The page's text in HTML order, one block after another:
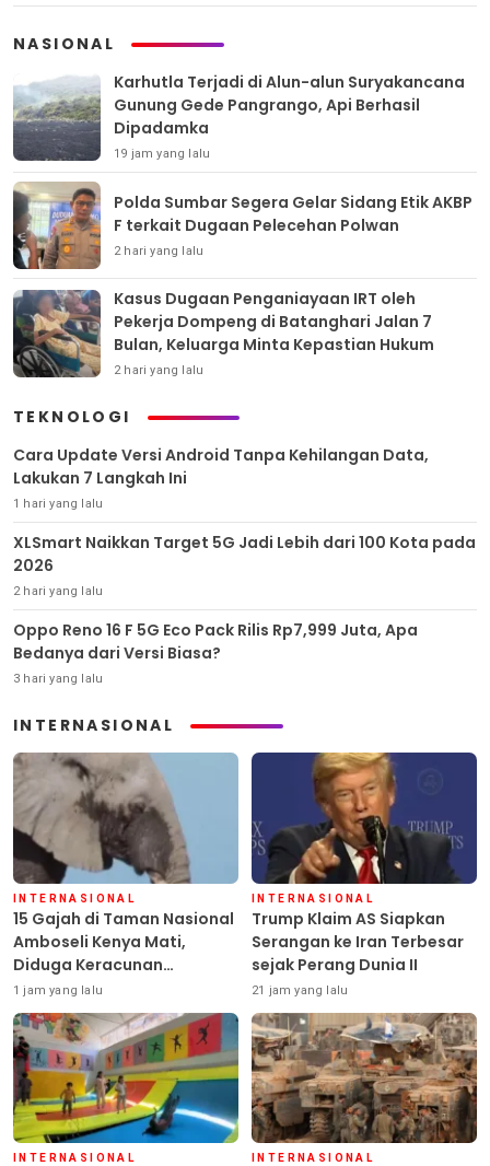
NASIONAL
Karhutla Terjadi di Alun-alun Suryakancana
Gunung Gede Pangrango, Api Berhasil
Dipadamka
19 jam yang lalu
Polda Sumbar Segera Gelar Sidang Etik AKBP
F terkait Dugaan Pelecehan Polwan
2 hari yang lalu
Kasus Dugaan Penganiayaan IRT oleh
Pekerja Dompeng di Batanghari Jalan 7
Bulan, Keluarga Minta Kepastian Hukum
2 hari yang lalu
TEKNOLOGI
Cara Update Versi Android Tanpa Kehilangan Data,
Lakukan 7 Langkah Ini
1 hari yang lalu
XLSmart Naikkan Target 5G Jadi Lebih dari 100 Kota pada
2026
2 hari yang lalu
Oppo Reno 16 F 5G Eco Pack Rilis Rp7,999 Juta, Apa
Bedanya dari Versi Biasa?
3 hari yang lalu
INTERNASIONAL
INTERNASIONAL
15 Gajah di Taman Nasional
Amboseli Kenya Mati,
Diduga Keracunan
Pestisida
1 jam yang lalu
INTERNASIONAL
Trump Klaim AS Siapkan
Serangan ke Iran Terbesar
sejak Perang Dunia II
21 jam yang lalu
INTERNASIONAL INTERNASIONAL